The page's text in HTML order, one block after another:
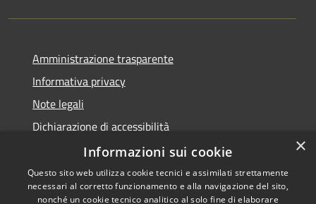
Amministrazione trasparente
Informativa privacy
Note legali
Dichiarazione di accessibilità
Informative Privacy
×
Informazioni sui cookie
Questo sito web utilizza cookie tecnici e assimilati strettamente
necessari al corretto funzionamento e alla navigazione del sito,
nonché un cookie tecnico analitico al solo fine di elaborare